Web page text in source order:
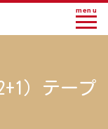
menu
）テープ